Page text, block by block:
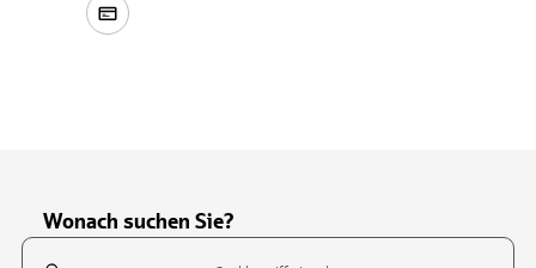
Wonach suchen Sie?
Suchfeld